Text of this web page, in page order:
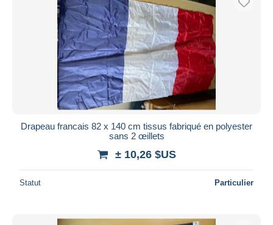
Drapeau francais 82 x 140 cm tissus fabriqué en polyester
sans 2 œillets
± 10,26 $US
Statut Particulier